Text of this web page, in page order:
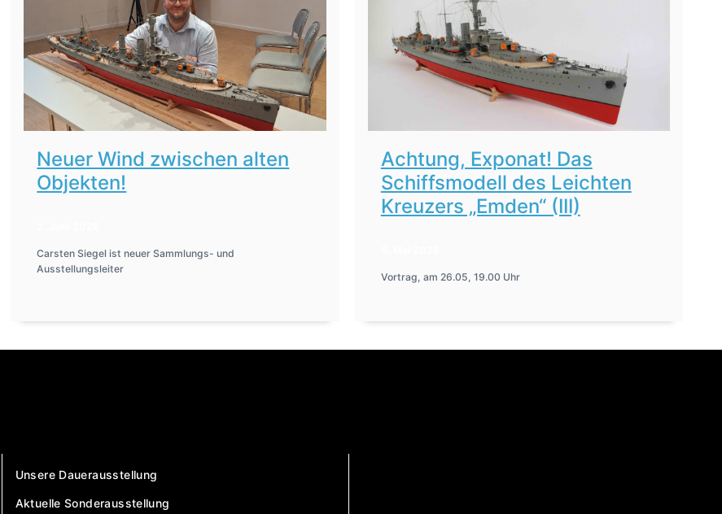
Neuer Wind zwischen alten
Objekten!
Carsten Siegel ist neuer Sammlungs- und
Ausstellungsleiter
Achtung, Exponat! Das
Schiffsmodell des Leichten
Kreuzers „Emden“ (III)
Vortrag, am 26.05, 19.00 Uhr
Unsere Dauerausstellung
Aktuelle Sonderausstellung